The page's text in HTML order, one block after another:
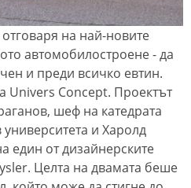
на най-новите
автомобилостроене - да
и преди всичко евтин.
Univers Concept. Проектът
шеф на катедрата
и Харолд
един от дизайнерските
Целта на двамата беше